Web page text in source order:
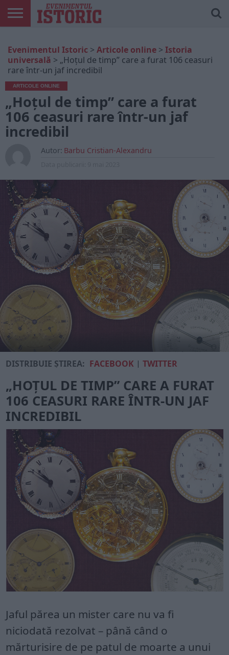
ONLINE
EDIȚII
TIPĂRITE
ISTORIC
PLAY
CONTUL
MEU
Evenimentul Istoric > Articole online > Istoria
universală > „Hoțul de timp” care a furat 106 ceasuri
rare într-un jaf incredibil
ARTICOLE ONLINE
„Hoțul de timp” care a furat
106 ceasuri rare într-un jaf
incredibil
Autor: Barbu Cristian-Alexandru
DISTRIBUIE ȘTIREA: FACEBOOK |TWITTER
„HOȚUL DE TIMP” CARE A FURAT
106 CEASURI RARE ÎNTR-UN JAF
INCREDIBIL
Jaful părea un mister care nu va fi
niciodată rezolvat – până când o
mărturisire de pe patul de moarte a unui